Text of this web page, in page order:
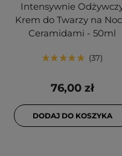
Intensywnie
Krem do Twarzy na
Ceramidami - 50ml
37
76,00 zł
DODAJ DO KOSZYKA